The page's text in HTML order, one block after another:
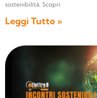
sostenibilità. Scopri
Leggi Tutto »